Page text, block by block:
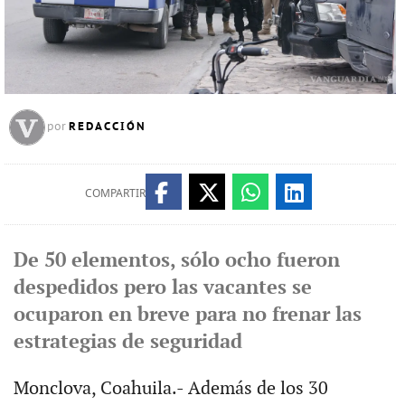
por REDACCIÓN
COMPARTIR
De 50 elementos, sólo ocho fueron
despedidos pero las vacantes se
ocuparon en breve para no frenar las
estrategias de seguridad
Monclova, Coahuila.- Además de los 30